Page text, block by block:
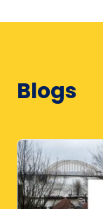
Blogs